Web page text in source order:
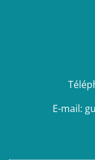
E-mail: